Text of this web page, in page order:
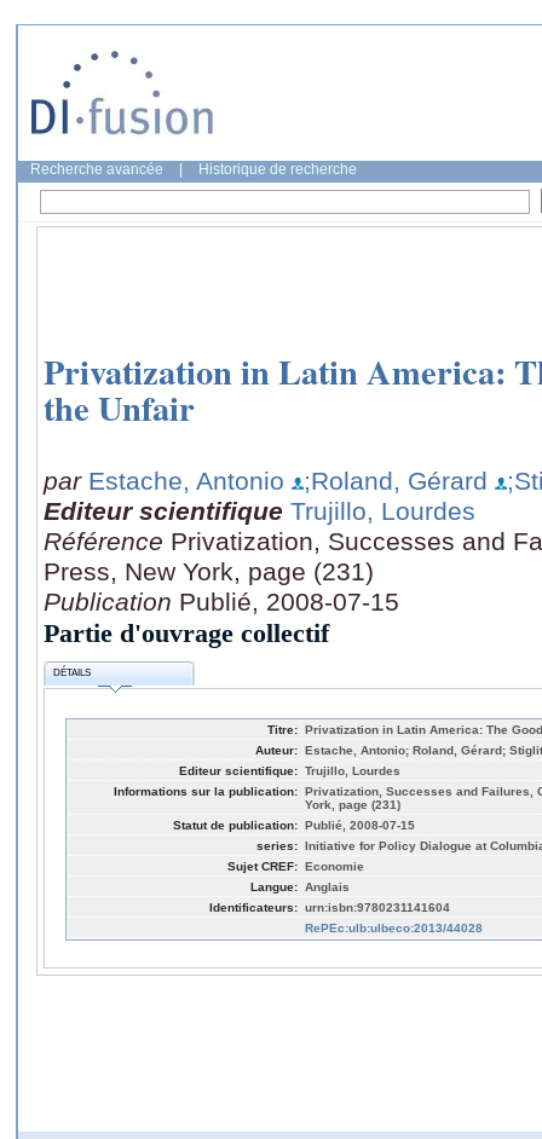
Recherche avancée Historique de recherche
Privatization in Latin America:
the Unfair
par Estache, Antonio ;Roland, Gérard
Editeur scientifique Trujillo, Lourdes
Référence Privatization, Successes and
Press, New York, page (231)
Publication Publié, 2008-07-15
Partie d'ouvrage collectif
DÉTAILS
Titre: Privatization in Latin America: The
Auteur: Estache, Antonio; Roland, Gérard;
Editeur scientifique: Trujillo, Lourdes
Informations sur la publication: Privatization, Successes and Failures,
York, page (231)
Statut de publication: Publié, 2008-07-15
series: Initiative for Policy Dialogue at
Sujet CREF: Economie
Langue: Anglais
Identificateurs: urn:isbn:9780231141604
RePEc:ulb:ulbeco:2013/44028